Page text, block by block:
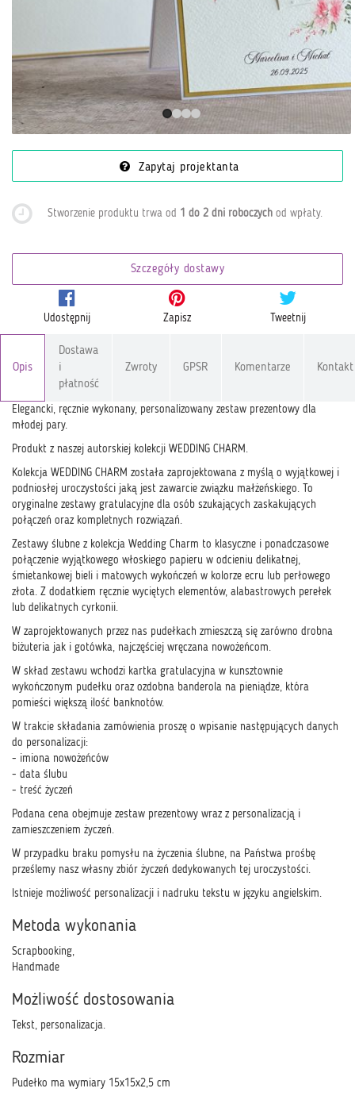
Zapytaj projektanta
Stworzenie produktu trwa od 1 do 2 dni roboczych od wpłaty.
Szczegóły dostawy
Udostępnij Zapisz Tweetnij
Opis
Dostawa
i
płatność
Zwroty GPSR Komentarze Kontakt
Elegancki, ręcznie wykonany, personalizowany zestaw prezentowy dla
młodej pary.
Produkt z naszej autorskiej kolekcji WEDDING CHARM.
Kolekcja WEDDING CHARM została zaprojektowana z myślą o wyjątkowej i
podniosłej uroczystości jaką jest zawarcie związku małżeńskiego. To
oryginalne zestawy gratulacyjne dla osób szukających zaskakujących
połączeń oraz kompletnych rozwiązań.
Zestawy ślubne z kolekcja Wedding Charm to klasyczne i ponadczasowe
połączenie wyjątkowego włoskiego papieru w odcieniu delikatnej,
śmietankowej bieli i matowych wykończeń w kolorze ecru lub perłowego
złota. Z dodatkiem ręcznie wyciętych elementów, alabastrowych perełek
lub delikatnych cyrkonii.
W zaprojektowanych przez nas pudełkach zmieszczą się zarówno drobna
biżuteria jak i gotówka, najczęściej wręczana nowożeńcom.
W skład zestawu wchodzi kartka gratulacyjna w kunsztownie
wykończonym pudełku oraz ozdobna banderola na pieniądze, która
pomieści większą ilość banknotów.
W trakcie składania zamówienia proszę o wpisanie następujących danych
do personalizacji:
- imiona nowożeńców
- data ślubu
- treść życzeń
Podana cena obejmuje zestaw prezentowy wraz z personalizacją i
zamieszczeniem życzeń.
W przypadku braku pomysłu na życzenia ślubne, na Państwa prośbę
prześlemy nasz własny zbiór życzeń dedykowanych tej uroczystości.
Istnieje możliwość personalizacji i nadruku tekstu w języku angielskim.
Metoda wykonania
Scrapbooking,
Handmade
Możliwość dostosowania
Tekst, personalizacja.
Rozmiar
Pudełko ma wymiary 15x15x2,5 cm